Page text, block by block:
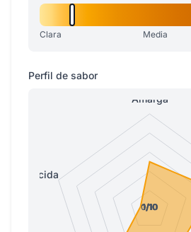
Clara Media
Perfil de sabor
Amarga
Ácida
1/10
1/10
1/10
1/10
0/10